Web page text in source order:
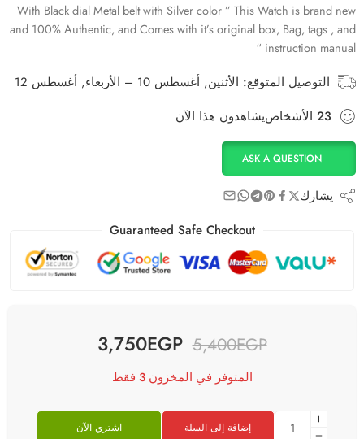
With Black dial Metal belt with Silver color ” This Watch is brand new
and 100% Authentic, and Comes with it’s original box, Bag, tags , and
instruction manual “
التوصيل المتوقع: الأثنين, أغسطس 10 – الأربعاء, أغسطس 12
23 الأشخاصيشاهدون هذا الآن
ASK A QUESTION
يشارك
Guaranteed Safe Checkout
5,400EGP
3,750EGP
المتوفر في المخزون 3 فقط
إضافة إلى السلة اشتري الآن